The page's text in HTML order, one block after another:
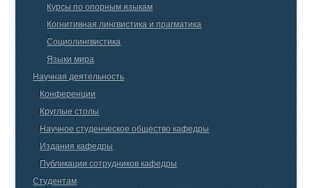
Курсы по опорным языкам
Когнитивная лингвистика и прагматика
Социолингвистика
Языки мира
Научная деятельность
Конференции
Круглые столы
Научное студенческое общество кафедры
Издания кафедры
Публикации сотрудников кафедры
Студентам